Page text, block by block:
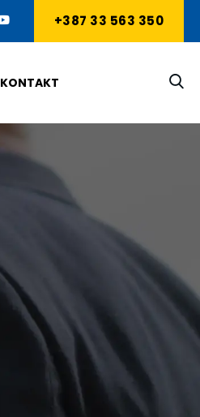
+387 33 563 350
KONTAKT